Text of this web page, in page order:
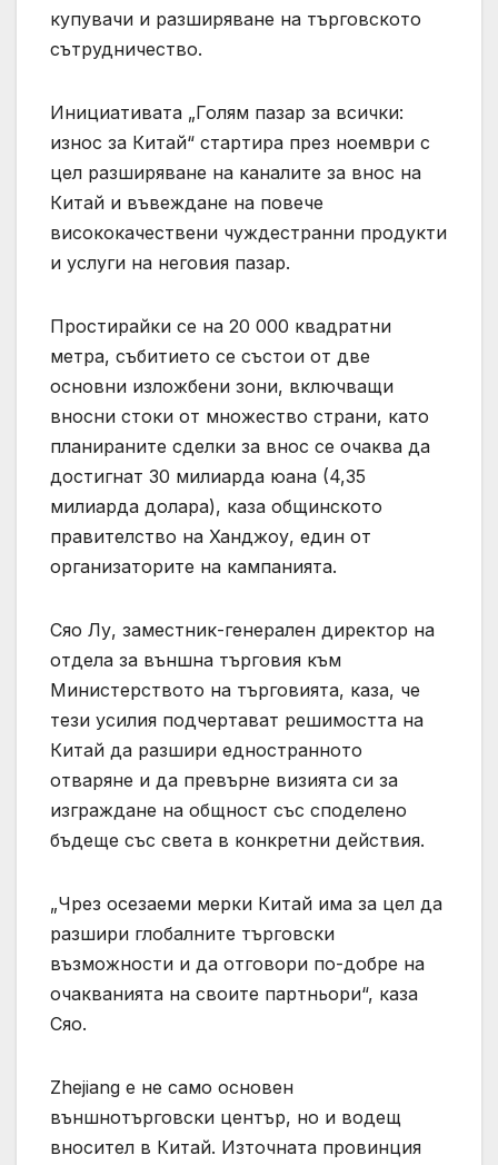
купувачи и разширяване на търговското
сътрудничество.
Инициативата „Голям пазар за всички:
износ за Китай“ стартира през ноември с
цел разширяване на каналите за внос на
Китай и въвеждане на повече
висококачествени чуждестранни продукти
и услуги на неговия пазар.
Простирайки се на 20 000 квадратни
метра, събитието се състои от две
основни изложбени зони, включващи
вносни стоки от множество страни, като
планираните сделки за внос се очаква да
достигнат 30 милиарда юана (4,35
милиарда долара), каза общинското
правителство на Ханджоу, един от
организаторите на кампанията.
Сяо Лу, заместник-генерален директор на
отдела за външна търговия към
Министерството на търговията, каза, че
тези усилия подчертават решимостта на
Китай да разшири едностранното
отваряне и да превърне визията си за
изграждане на общност със споделено
бъдеще със света в конкретни действия.
„Чрез осезаеми мерки Китай има за цел да
разшири глобалните търговски
възможности и да отговори по-добре на
очакванията на своите партньори“, каза
Сяо.
Zhejiang е не само основен
външнотърговски център, но и водещ
вносител в Китай. Източната провинция